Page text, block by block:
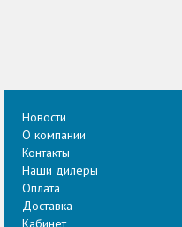
Новости
О компании
Контакты
Наши дилеры
Оплата
Доставка
Кабинет